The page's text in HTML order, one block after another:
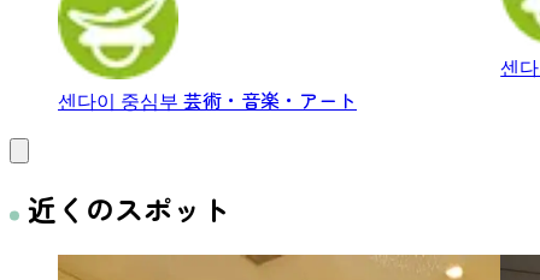
센다이 중심부 芸術・音楽・アート
센
近くのスポット